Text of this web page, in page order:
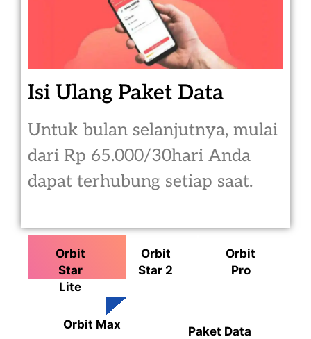
Isi Ulang Paket Data
Untuk bulan selanjutnya, mulai
dari Rp 65.000/30hari Anda
dapat terhubung setiap saat.
Orbit
Star
Lite
Orbit
Star 2
Orbit
Pro
Orbit Max Paket Data